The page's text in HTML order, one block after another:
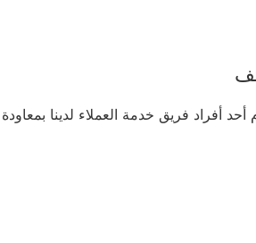
أفراد فريق خدمة العملاء لدينا بمعاودة
الرابط في نافذة جديدة